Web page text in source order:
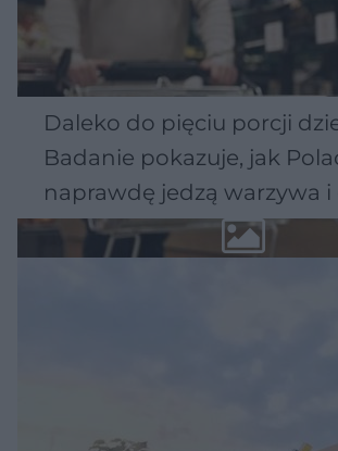
Daleko do pięciu porcji
Badanie pokazuje, jak
naprawdę jedzą warzywa i